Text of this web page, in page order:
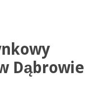
Dąbrowie